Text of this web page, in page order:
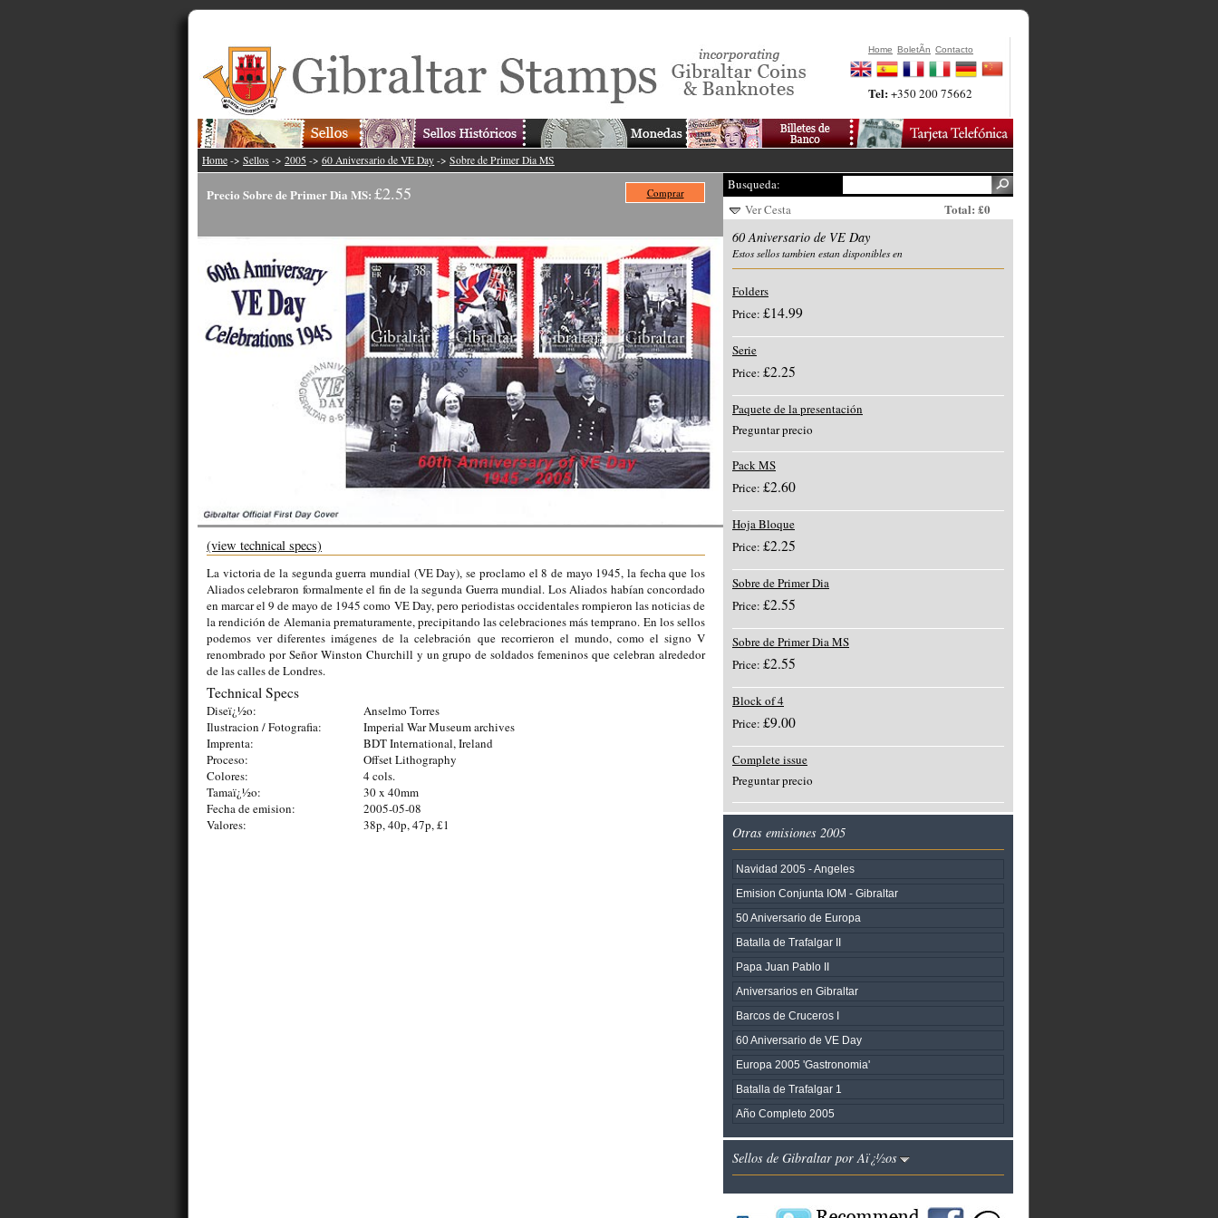
Home BoletÃ­n Contacto
Tel:+350 200 75662
Home -> Sellos -> 2005 -> 60 Aniversario de VE Day -> Sobre de Primer Dia MS
Precio Sobre de Primer Dia MS: £2.55 Comprar
(view technical specs)
La victoria de la segunda guerra mundial (VE Day), se proclamo el 8 de mayo 1945, la fecha que los
Aliados celebraron formalmente el fin de la segunda Guerra mundial. Los Aliados habían concordado
en marcar el 9 de mayo de 1945 como VE Day, pero periodistas occidentales rompieron las noticias de
la rendición de Alemania prematuramente, precipitando las celebraciones más temprano. En los sellos
podemos ver diferentes imágenes de la celebración que recorrieron el mundo, como el signo V
renombrado por Señor Winston Churchill y un grupo de soldados femeninos que celebran alrededor
de las calles de Londres.
Technical Specs
Diseï¿½o:
Anselmo Torres
Ilustracion / Fotografia:
Imperial War Museum archives
Imprenta:
BDT International, Ireland
Proceso:
Offset Lithography
Colores:
4 cols.
Tamaï¿½o:
30 x 40mm
Fecha de emision:
2005-05-08
Valores:
38p, 40p, 47p, £1
Busqueda:
Ver Cesta
Total: £0
60 Aniversario de VE Day
Estos sellos tambien estan disponibles en
Folders
Price: £14.99
Serie
Price: £2.25
Paquete de la presentación
Preguntar precio
Pack MS
Price: £2.60
Hoja Bloque
Price: £2.25
Sobre de Primer Dia
Price: £2.55
Sobre de Primer Dia MS
Price: £2.55
Block of 4
Price: £9.00
Complete issue
Preguntar precio
Otras emisiones 2005
Navidad 2005 - Angeles
Emision Conjunta IOM - Gibraltar
50 Aniversario de Europa
Batalla de Trafalgar II
Papa Juan Pablo II
Aniversarios en Gibraltar
Barcos de Cruceros I
60 Aniversario de VE Day
Europa 2005 'Gastronomia'
Batalla de Trafalgar 1
Año Completo 2005
Sellos de Gibraltar por Aï¿½os